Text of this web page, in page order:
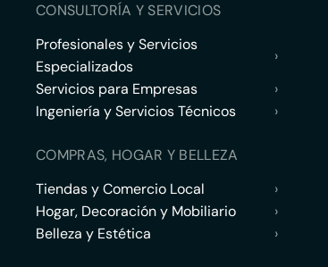
CONSULTORÍA Y SERVICIOS
Profesionales y Servicios
Especializados
›
Servicios para Empresas
›
Ingeniería y Servicios Técnicos
›
COMPRAS, HOGAR Y BELLEZA
Tiendas y Comercio Local
›
Hogar, Decoración y Mobiliario
›
Belleza y Estética
›